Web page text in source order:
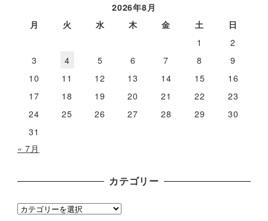
2026年8月
月
火 水 木 金 土
日
1
2
3
4 5 6 7 8
9
10
11 12 13 14 15
16
17
18 19 20 21 22
23
24
25 26 27 28 29
30
31
« 7月
カテゴリー
カ